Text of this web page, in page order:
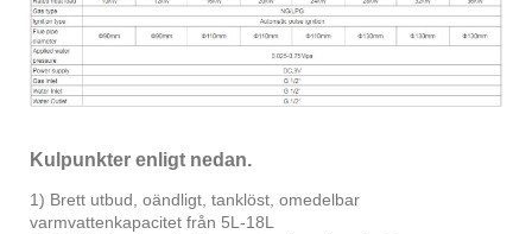
Kulpunkter enligt nedan.
1) Brett utbud, oändligt, tanklöst, omedelbar
varmvattenkapacitet från 5L-18L